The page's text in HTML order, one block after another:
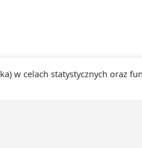
w celach statystycznych oraz